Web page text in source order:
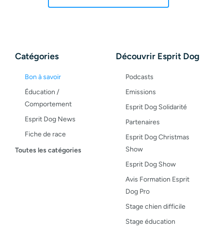
Catégories
Bon à savoir
Éducation /
Comportement
Esprit Dog News
Fiche de race
Maladies du chien
Toutes les catégories
Découvrir Esprit Dog
Podcasts
Emissions
Esprit Dog Solidarité
Partenaires
Esprit Dog Christmas
Show
Esprit Dog Show
Avis Formation Esprit
Dog Pro
Stage chien difficile
Stage éducation